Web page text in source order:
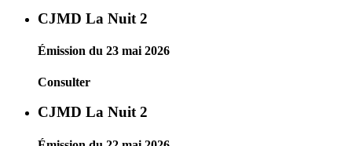
CJMD La Nuit 2
Émission du 23 mai 2026
Consulter
CJMD La Nuit 2